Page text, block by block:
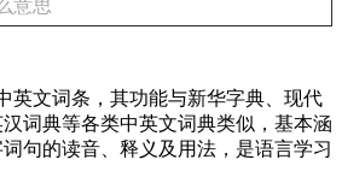
意思
英文词条，其功能与新华字典、现代
词典等各类中英文词典类似，基本涵
句的读音、释义及用法，是语言学习